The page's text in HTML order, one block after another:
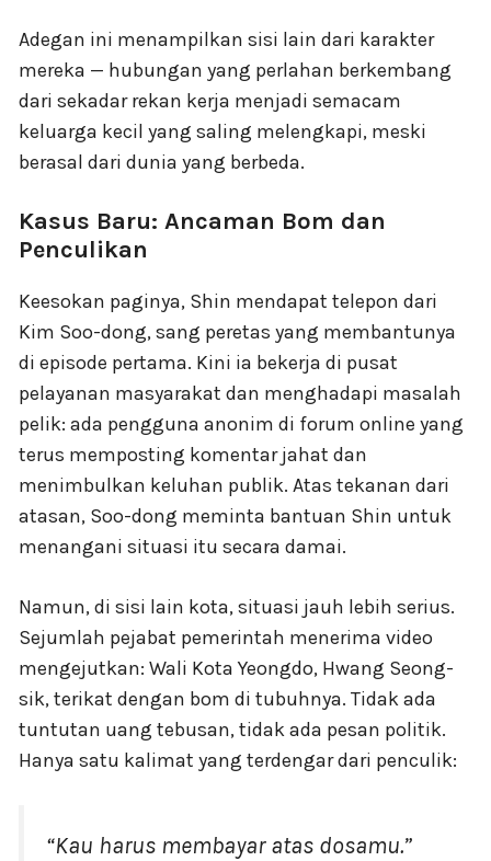
Adegan ini menampilkan sisi lain dari karakter
mereka — hubungan yang perlahan berkembang
dari sekadar rekan kerja menjadi semacam
keluarga kecil yang saling melengkapi, meski
berasal dari dunia yang berbeda.
Kasus Baru: Ancaman Bom dan
Penculikan
Keesokan paginya, Shin mendapat telepon dari
Kim Soo-dong, sang peretas yang membantunya
di episode pertama. Kini ia bekerja di pusat
pelayanan masyarakat dan menghadapi masalah
pelik: ada pengguna anonim di forum online yang
terus memposting komentar jahat dan
menimbulkan keluhan publik. Atas tekanan dari
atasan, Soo-dong meminta bantuan Shin untuk
menangani situasi itu secara damai.
Namun, di sisi lain kota, situasi jauh lebih serius.
Sejumlah pejabat pemerintah menerima video
mengejutkan: Wali Kota Yeongdo, Hwang Seong-
sik, terikat dengan bom di tubuhnya. Tidak ada
tuntutan uang tebusan, tidak ada pesan politik.
Hanya satu kalimat yang terdengar dari penculik:
“Kau harus membayar atas dosamu.”